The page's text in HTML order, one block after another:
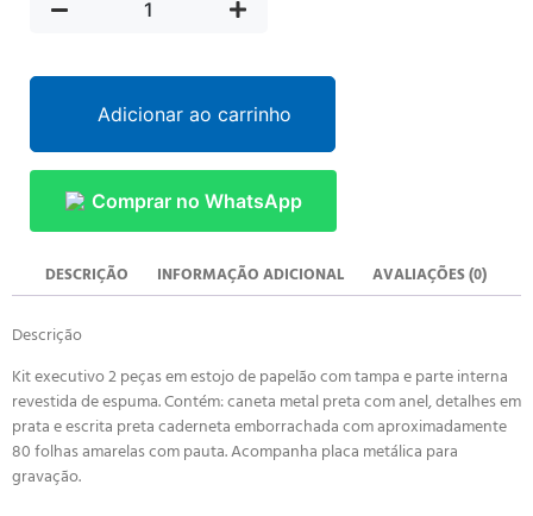
Adicionar ao carrinho
Comprar no WhatsApp
DESCRIÇÃO INFORMAÇÃO ADICIONAL AVALIAÇÕES (0)
Descrição
Kit executivo 2 peças em estojo de papelão com tampa e parte interna
revestida de espuma. Contém: caneta metal preta com anel, detalhes em
prata e escrita preta caderneta emborrachada com aproximadamente
80 folhas amarelas com pauta. Acompanha placa metálica para
gravação.